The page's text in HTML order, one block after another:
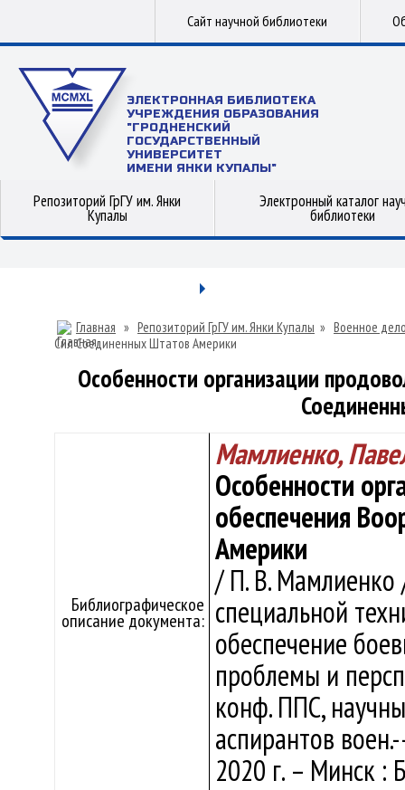
Сайт научной библиотеки
ЭЛЕКТРОННАЯ БИБЛИОТЕКА
УЧРЕЖДЕНИЯ ОБРАЗОВАНИЯ
"ГРОДНЕНСКИЙ
ГОСУДАРСТВЕННЫЙ
УНИВЕРСИТЕТ
ИМЕНИ ЯНКИ КУПАЛЫ"
Репозиторий ГрГУ им. Янки
Купалы
Электронный каталог
библиотеки
Главная » Репозиторий ГрГУ им. Янки Купалы » Военное
Сил Соединенных Штатов Америки
Особенности организации
Библиографическое
описание документа:
Мамлиенко,
Особенности
обеспечения
Америки
/ П. В. Мамлиенко
специальной
обеспечение
проблемы и
конф. ППС,
аспирантов
2020 г. – Минск :